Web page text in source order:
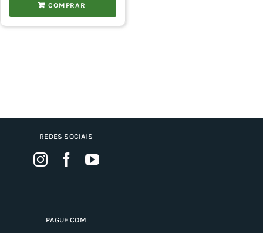
COMPRAR
REDES SOCIAIS
PAGUE COM